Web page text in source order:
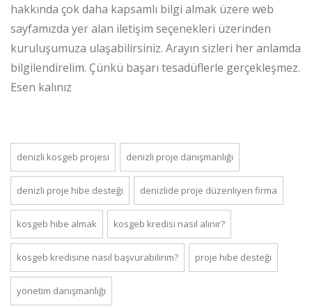
hakkında çok daha kapsamlı bilgi almak üzere web
sayfamızda yer alan iletişim seçenekleri üzerinden
kuruluşumuza ulaşabilirsiniz. Arayın sizleri her anlamda
bilgilendirelim. Çünkü başarı tesadüflerle gerçekleşmez.
Esen kalınız
denizli kosgeb projesi denizli proje danışmanlığı
denizli proje hibe desteği denizlide proje düzenliyen firma
kosgeb hibe almak kosgeb kredisi nasıl alınır?
kosgeb kredisine nasıl başvurabilirim? proje hibe desteği
yönetim danışmanlığı